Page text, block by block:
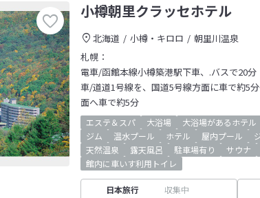
小樽朝里クラッセホテル
北海道 小樽・キロロ
朝里川温泉
札幌：
電車/函館本線小樽築港駅下車、.バスで20分
車/道道1号線を、国道5号線方面に車で約5
面へ車で約5分
エステ＆スパ 大浴場 大浴場があるホテル
ジム
温水プール ホテル 屋内プール
天然温泉
露天風呂 駐車場有り サウナ
館内に車いす利用トイレ
日本旅行 収集中